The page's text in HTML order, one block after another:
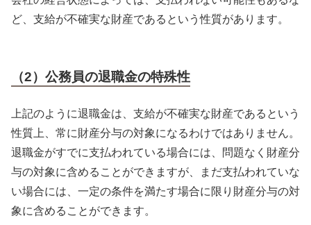
ど、支給が不確実な財産であるという性質があります。
（2）公務員の退職金の特殊性
上記のように退職金は、支給が不確実な財産であるという
性質上、常に財産分与の対象になるわけではありません。
退職金がすでに支払われている場合には、問題なく財産分
与の対象に含めることができますが、まだ支払われていな
い場合には、一定の条件を満たす場合に限り財産分与の対
象に含めることができます。